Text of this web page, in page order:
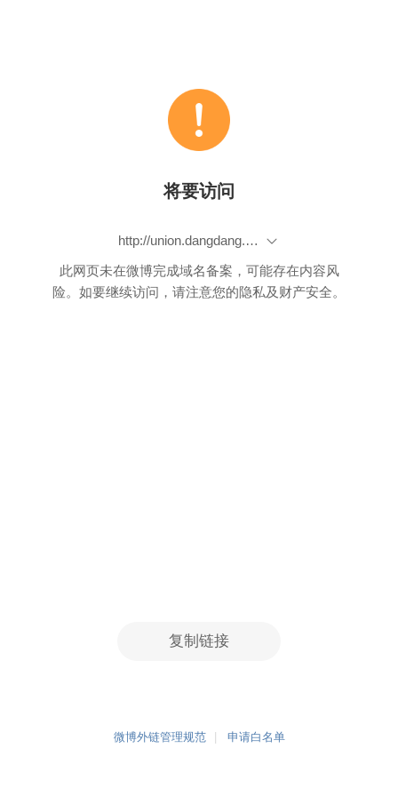
将要访问
http://union.dangdang.com/transfer.php?sys_id=1&ad_type=10&from=P-285716&backurl=http%3A%2F%2Fproduct.dangdang.com%2Fproduct.aspx%3Fproduct_id%3D20427584
此网页未在微博完成域名备案，可能存在内容风
险。如要继续访问，请注意您的隐私及财产安全。
复制链接
微博外链管理规范 申请白名单